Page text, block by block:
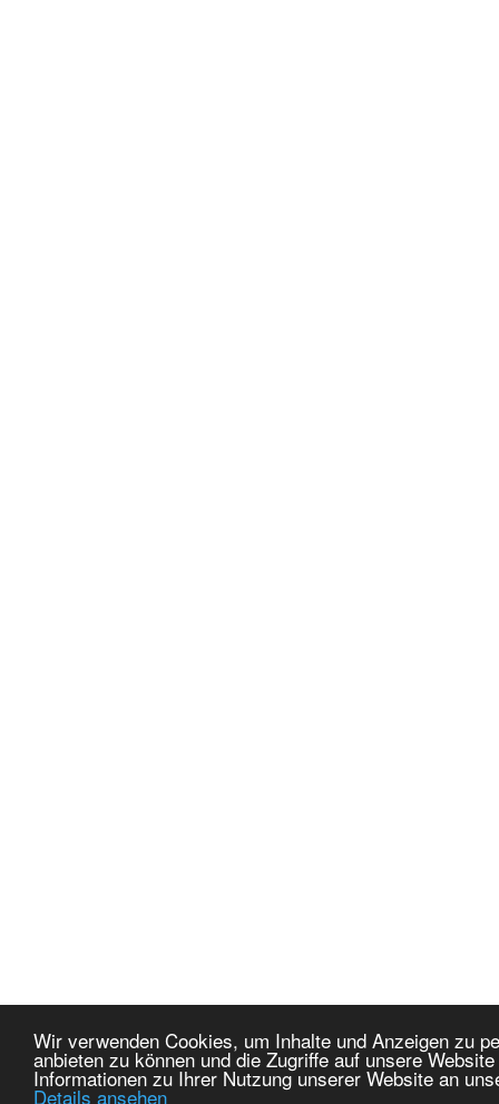
Wir verwenden Cookies, um Inhalte und Anzeigen zu
anbieten zu können und die Zugriffe auf unsere
Informationen zu Ihrer Nutzung unserer Website an
Details ansehen